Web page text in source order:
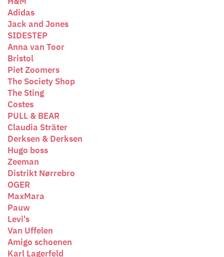
Adidas
Jack and Jones
SIDESTEP
Anna van Toor
Bristol
Piet Zoomers
The Society Shop
The Sting
Costes
PULL & BEAR
Claudia Sträter
Derksen & Derksen
Hugo boss
Zeeman
Distrikt Nørrebro
OGER
MaxMara
Pauw
Levi's
Van Uffelen
Amigo schoenen
Karl Lagerfeld